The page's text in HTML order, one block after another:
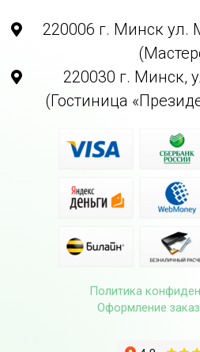
220006 г. Минск ул.
220030 г. Минск,
(Гостиница
Политика
Оформление